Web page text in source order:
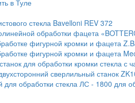
в Туле
стекла Bavelloni REV 372
обработки фацета
фигурной кромки и фацета
фигурной кромки и фацета
для обработки кромки стекла
сверлильный станок
обработки стекла ЛС - 1800 для